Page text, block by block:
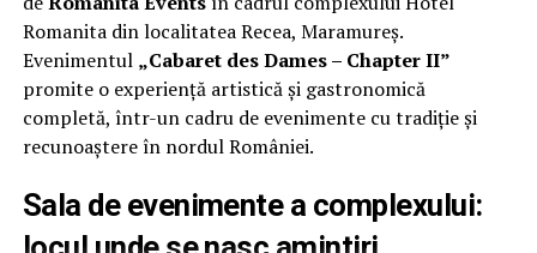
provin din domenii complet diferite. Câteva dintre ele:
Andreea Faur, specialist SEO, spune că a fi vizibilă
înseamnă să te asociezi cu brandul companiei pe care o
reprezinți și să educi publicul țintă. Mesajul ei pentru
și în propria persoană nu dă greș niciodată.
Romanita din localitatea Recea, Maramureș.
Evenimentul „Cabaret des Dames – Chapter II”
promite o experiență artistică și gastronomică
completă, într-un cadru de evenimente cu tradiție și
recunoaștere în nordul României.
Sala de evenimente a complexului: